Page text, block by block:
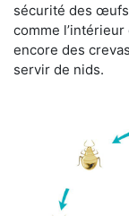
sécurité des
comme
encore des
servir de nids.